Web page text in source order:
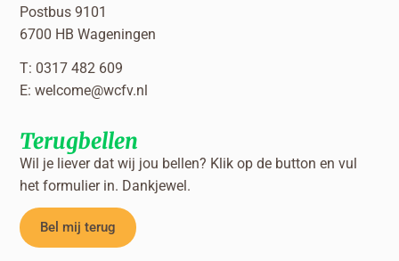
Postbus 9101
6700 HB Wageningen
T: 0317 482 609
E:welcome@wcfv.nl
Terugbellen
Wil je liever dat wij jou bellen? Klik op de button en vul
het formulier in. Dankjewel.
Bel mij terug